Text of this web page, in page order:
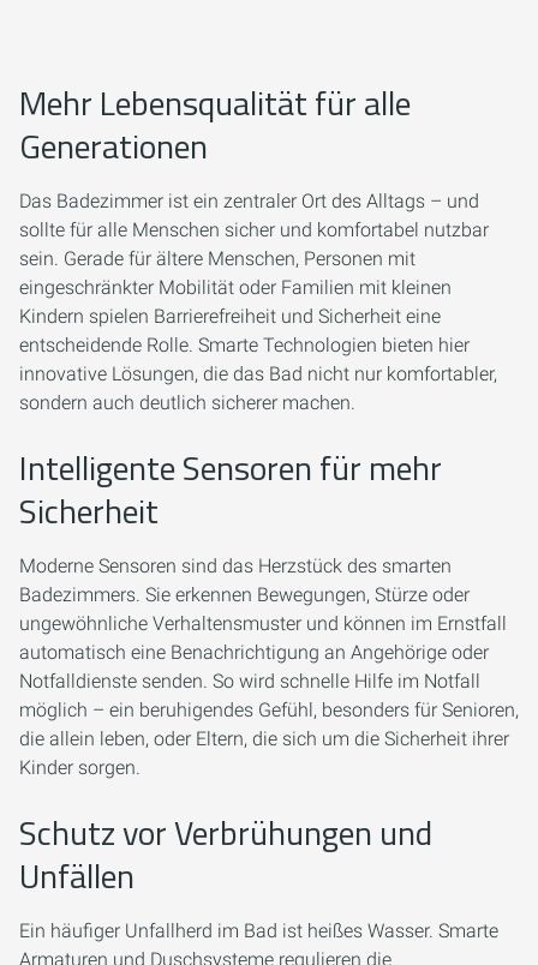
Mehr Lebensqualität für alle
Generationen
Das Badezimmer ist ein zentraler Ort des Alltags – und
sollte für alle Menschen sicher und komfortabel nutzbar
sein. Gerade für ältere Menschen, Personen mit
eingeschränkter Mobilität oder Familien mit kleinen
Kindern spielen Barrierefreiheit und Sicherheit eine
entscheidende Rolle. Smarte Technologien bieten hier
innovative Lösungen, die das Bad nicht nur komfortabler,
sondern auch deutlich sicherer machen.
Intelligente Sensoren für mehr
Sicherheit
Moderne Sensoren sind das Herzstück des smarten
Badezimmers. Sie erkennen Bewegungen, Stürze oder
ungewöhnliche Verhaltensmuster und können im Ernstfall
automatisch eine Benachrichtigung an Angehörige oder
Notfalldienste senden. So wird schnelle Hilfe im Notfall
möglich – ein beruhigendes Gefühl, besonders für Senioren,
die allein leben, oder Eltern, die sich um die Sicherheit ihrer
Kinder sorgen.
Schutz vor Verbrühungen und
Unfällen
Ein häufiger Unfallherd im Bad ist heißes Wasser. Smarte
Armaturen und Duschsysteme regulieren die